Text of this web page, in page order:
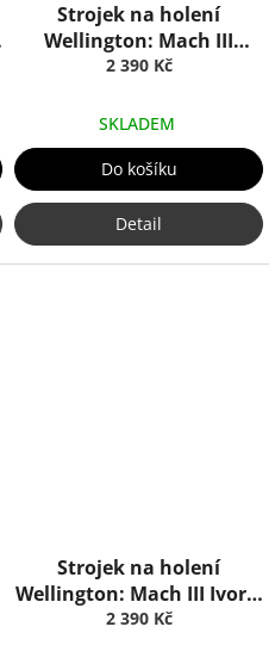
Strojek na holení
Wellington: Mach III
Ebony, Truefitt & Hill
2 390 Kč
SKLADEM
Do košíku
Detail
Strojek na holení
Wellington: Mach III Ivory,
Truefitt & Hill
2 390 Kč